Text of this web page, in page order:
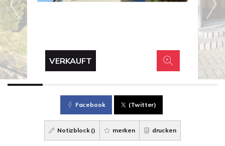
VERKAUFT
Facebook (Twitter)
Notizblock () merken drucken